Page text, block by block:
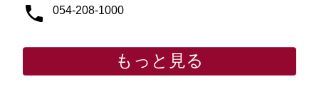
054-208-1000
もっと見る